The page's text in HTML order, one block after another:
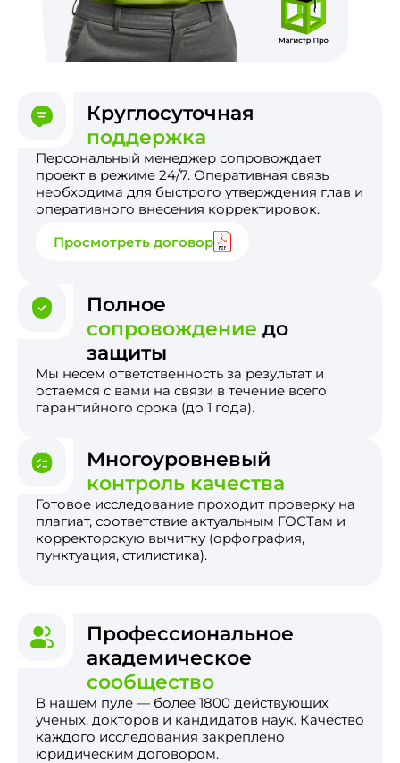
Круглосуточная
поддержка
Персональный менеджер сопровождает
проект в режиме 24/7. Оперативная связь
необходима для быстрого утверждения глав и
оперативного внесения корректировок.
Просмотреть договор
Полное
сопровождение до
защиты
Мы несем ответственность за результат и
остаемся с вами на связи в течение всего
гарантийного срока (до 1 года).
Многоуровневый
контроль качества
Готовое исследование проходит проверку на
плагиат, соответствие актуальным ГОСТам и
корректорскую вычитку (орфография,
пунктуация, стилистика).
Профессиональное
академическое
сообщество
В нашем пуле — более 1800 действующих
ученых, докторов и кандидатов наук. Качество
каждого исследования закреплено
юридическим договором.